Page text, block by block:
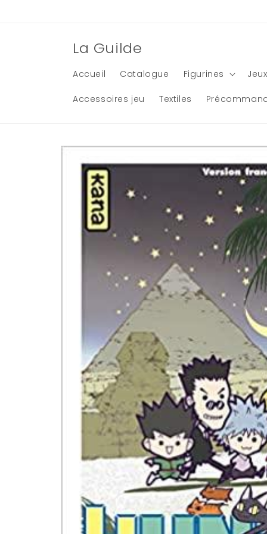
La Guilde
Accueil Catalogue Figurines
Accessoires jeu Textiles
Passer aux
produits